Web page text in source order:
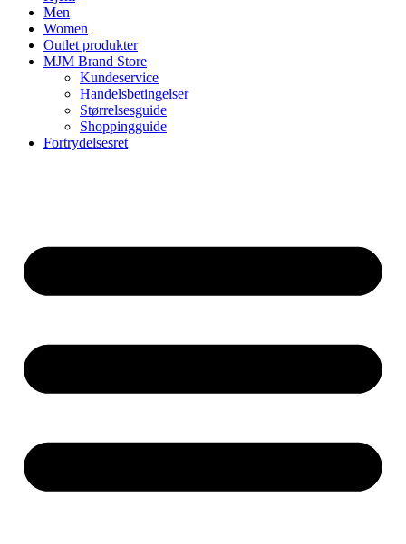
Men
Women
Outlet produkter
MJM Brand Store
Kundeservice
Handelsbetingelser
Størrelsesguide
Shoppingguide
Fortrydelsesret